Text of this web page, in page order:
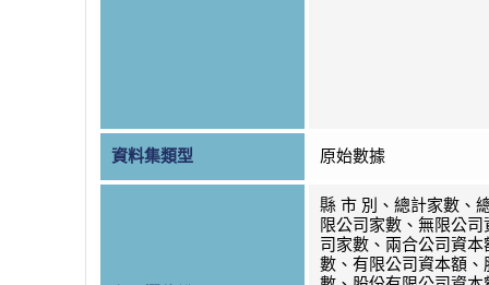
資料集類型 原始數據
縣 市 別、總計家數、
限公司家數、無限公
司家數、兩合公司資
數、有限公司資本額、